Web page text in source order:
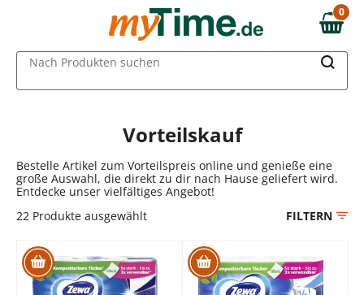
Zum Hauptinhalt springen
Zur Navigation springen
Zur Suche springen
0,00 €
0
Nach Produkten suchen
Vorteilskauf
Bestelle Artikel zum Vorteilspreis online und genieße eine
große Auswahl, die direkt zu dir nach Hause geliefert wird.
Entdecke unser vielfältiges Angebot!
22 Produkte ausgewählt FILTERN